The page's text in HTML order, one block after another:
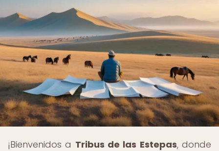
¡Bienvenidos a Tribus de las Estepas, donde